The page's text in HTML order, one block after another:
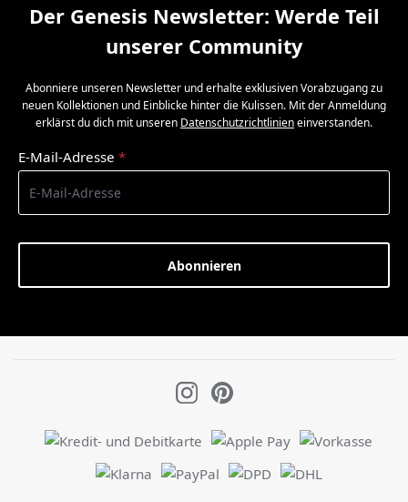
Der Genesis Newsletter: Werde Teil
unserer Community
Abonniere unseren Newsletter und erhalte exklusiven Vorabzugang zu
neuen Kollektionen und Einblicke hinter die Kulissen. Mit der Anmeldung
erklärst du dich mit unseren Datenschutzrichtlinieneinverstanden.
E-Mail-Adresse *
Abonnieren